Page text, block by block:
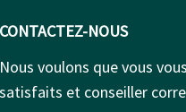
CONTACTEZ-NOUS
Nous voulons que vous
satisfaits et conseiller